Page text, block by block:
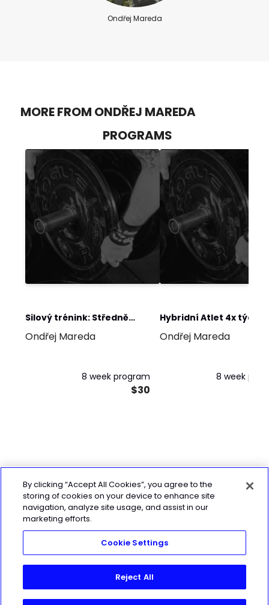
Ondřej Mareda
MORE FROM ONDŘEJ MAREDA
PROGRAMS
Silový trénink: Středně
pokročilý (Linear-
Ondřej Mareda
8 week program
$30
Hybridní Atlet 4x týdně
Ondřej Mareda
8 week
By clicking “Accept All Cookies”, you agree to the
storing of cookies on your device to enhance site
navigation, analyze site usage, and assist in our
marketing efforts.
Cookie Settings
Reject All